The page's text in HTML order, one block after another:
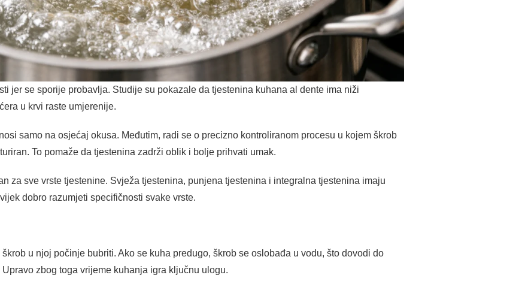
jer se sporije probavlja. Studije su pokazale da tjestenina kuhana al dente ima niži
u krvi raste umjerenije.
samo na osjećaj okusa. Međutim, radi se o precizno kontroliranom procesu u kojem škrob
To pomaže da tjestenina zadrži oblik i bolje prihvati umak.
za sve vrste tjestenine. Svježa tjestenina, punjena tjestenina i integralna tjestenina imaju
dobro razumjeti specifičnosti svake vrste.
u njoj počinje bubriti. Ako se kuha predugo, škrob se oslobađa u vodu, što dovodi do
zbog toga vrijeme kuhanja igra ključnu ulogu.